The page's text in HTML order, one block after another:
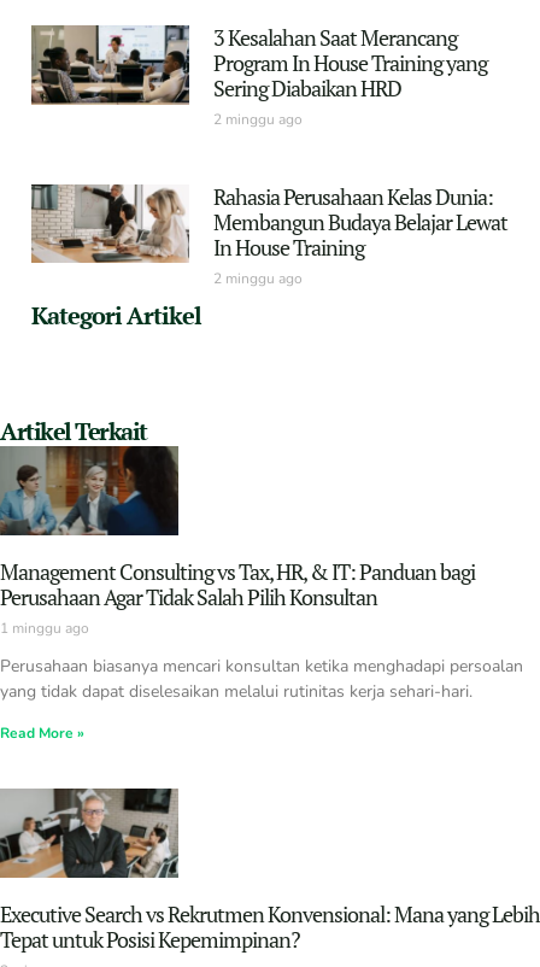
3 Kesalahan Saat Merancang
Program In House Training yang
Sering Diabaikan HRD
2 minggu ago
Rahasia Perusahaan Kelas Dunia:
Membangun Budaya Belajar Lewat
In House Training
2 minggu ago
Kategori Artikel
Artikel Terkait
Management Consulting vs Tax, HR, & IT: Panduan bagi
Perusahaan Agar Tidak Salah Pilih Konsultan
1 minggu ago
Perusahaan biasanya mencari konsultan ketika menghadapi persoalan
yang tidak dapat diselesaikan melalui rutinitas kerja sehari-hari.
Read More »
Executive Search vs Rekrutmen Konvensional: Mana yang Lebih
Tepat untuk Posisi Kepemimpinan?